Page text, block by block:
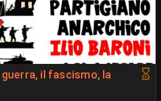
il fascismo, la